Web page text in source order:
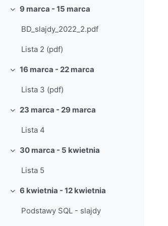
Minimalizuj
9 marca - 15 marca
BD_slajdy_2022_2.pdf
Lista 2 (pdf)
Minimalizuj
16 marca - 22 marca
Lista 3 (pdf)
Minimalizuj
23 marca - 29 marca
Lista 4
Minimalizuj
30 marca - 5 kwietnia
Lista 5
Minimalizuj
6 kwietnia - 12 kwietnia
Podstawy SQL - slajdy